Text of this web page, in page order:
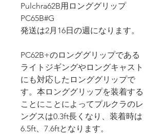
Pulchra62B用ロンググリップ
PC65B#G
発送は2月16日の週になります。
PC62B+のロンググリップである
ライトジギングやロングキャスト
にも対応したロンググリップで
す。本ロンググリップを装着する
ことにことによってプルクラのレ
ングスは0.3ft長くなり、装着時は
6.5ft、7.6ftとなります。